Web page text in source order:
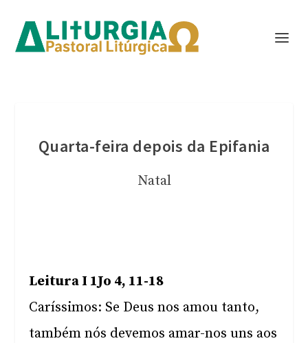
Quarta-feira depois da Epifania
Natal
Leitura I 1Jo 4, 11-18
Caríssimos: Se Deus nos amou tanto,
também nós devemos amar-nos uns aos